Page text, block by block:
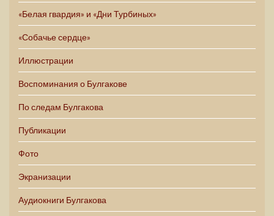
«Белая гвардия» и «Дни Турбиных»
«Собачье сердце»
Иллюстрации
Воспоминания о Булгакове
По следам Булгакова
Публикации
Фото
Экранизации
Аудиокниги Булгакова